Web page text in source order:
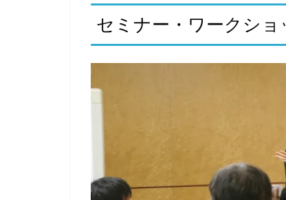
セミナー・ワークショ